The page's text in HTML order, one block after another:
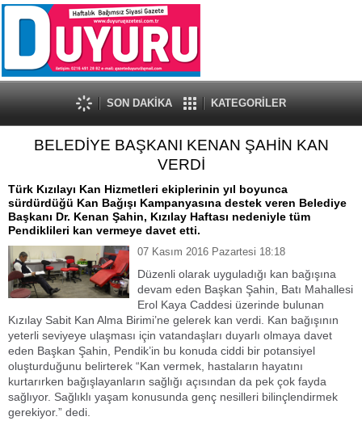
SON DAKİKA KATEGORİLER
BELEDİYE BAŞKANI KENAN ŞAHİN KAN
VERDİ
Türk Kızılayı Kan Hizmetleri ekiplerinin yıl boyunca
sürdürdüğü Kan Bağışı Kampanyasına destek veren Belediye
Başkanı Dr. Kenan Şahin, Kızılay Haftası nedeniyle tüm
Pendiklileri kan vermeye davet etti.
07 Kasım 2016 Pazartesi 18:18
Düzenli olarak uyguladığı kan bağışına
devam eden Başkan Şahin, Batı Mahallesi
Erol Kaya Caddesi üzerinde bulunan
Kızılay Sabit Kan Alma Birimi’ne gelerek kan verdi. Kan bağışının
yeterli seviyeye ulaşması için vatandaşları duyarlı olmaya davet
eden Başkan Şahin, Pendik’in bu konuda ciddi bir potansiyel
oluşturduğunu belirterek “Kan vermek, hastaların hayatını
kurtarırken bağışlayanların sağlığı açısından da pek çok fayda
sağlıyor. Sağlıklı yaşam konusunda genç nesilleri bilinçlendirmek
gerekiyor.” dedi.